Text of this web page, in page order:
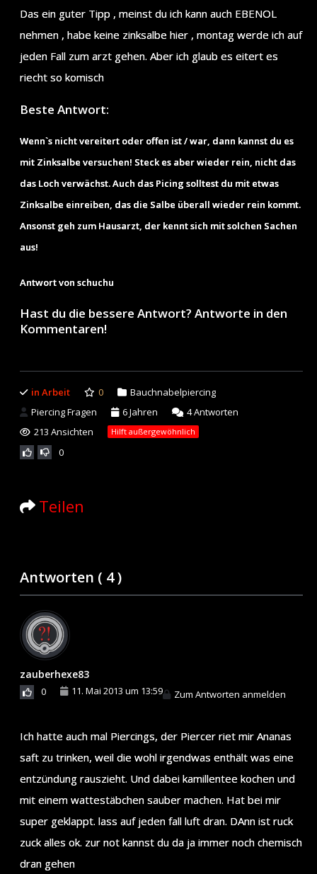
Das ein guter Tipp , meinst du ich kann auch EBENOL
nehmen , habe keine zinksalbe hier , montag werde ich auf
jeden Fall zum arzt gehen. Aber ich glaub es eitert es
riecht so komisch
Beste Antwort:
Wenn`s nicht vereitert oder offen ist / war, dann kannst du es
mit Zinksalbe versuchen! Steck es aber wieder rein, nicht das
das Loch verwächst. Auch das Picing solltest du mit etwas
Zinksalbe einreiben, das die Salbe überall wieder rein kommt.
Ansonst geh zum Hausarzt, der kennt sich mit solchen Sachen
aus!
Antwort von schuchu
Hast du die bessere Antwort? Antworte in den
Kommentaren!
in Arbeit 0
Bauchnabelpiercing
Piercing Fragen
6 Jahren 4Antworten
213 Ansichten
Hilft außergewöhnlich
0
Teilen
Antworten ( 4)
zauberhexe83
0 11. Mai 2013 um 13:59 Zum Antworten anmelden
Ich hatte auch mal Piercings, der Piercer riet mir Ananas
saft zu trinken, weil die wohl irgendwas enthält was eine
entzündung rauszieht. Und dabei kamillentee kochen und
mit einem wattestäbchen sauber machen. Hat bei mir
super geklappt. lass auf jeden fall luft dran. DAnn ist ruck
zuck alles ok. zur not kannst du da ja immer noch chemisch
dran gehen